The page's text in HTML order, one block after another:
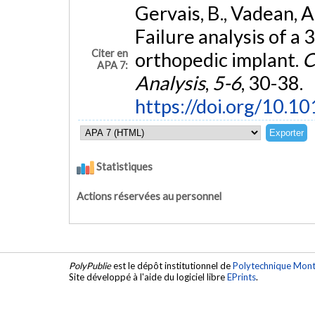
Citer en
APA 7:
Gervais, B., Vadean,
Failure analysis of a
orthopedic implant.
Analysis, 5-6, 30-38.
https://doi.org/
Statistiques
Actions réservées au personnel
PolyPublieest le dépôt institutionnel dePolytechnique
Site développé à l'aide du logiciel libreEPrints.